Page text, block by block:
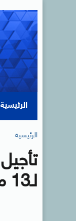
الرئيسية
الرئيسية
لـ13 مايو